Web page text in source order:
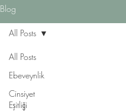
Blog
All Posts
Ebeveynlik
Cinsiyet
Eşitliği
All Posts